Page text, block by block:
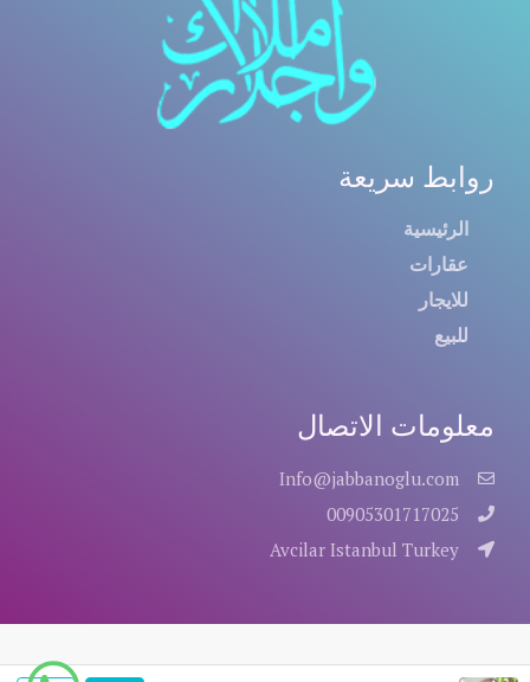
روابط سريعة
الرئيسية
عقارات
للايجار
للبيع
معلومات الاتصال
Info@jabbanoglu.com
00905301717025
Avcilar Istanbul Turkey